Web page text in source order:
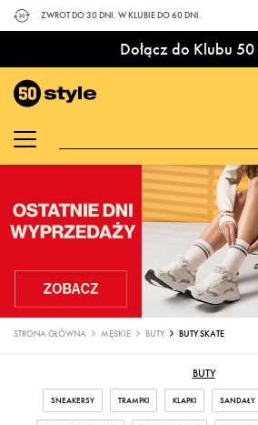
ZWROT DO 30 DNI. W KLUBIE DO 60 DNI.
Dołącz do Klubu 50
STRONA GŁÓWNA MĘSKIE BUTY BUTY SKATE
BUTY
SNEAKERSY TRAMPKI KLAPKI SANDAŁY